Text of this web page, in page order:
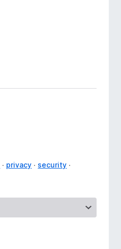
privacy
security